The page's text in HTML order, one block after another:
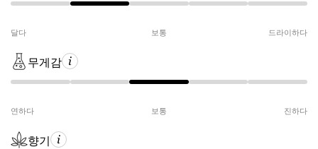
달다 보통 드라이하다
무게감
연하다 보통 진하다
향기